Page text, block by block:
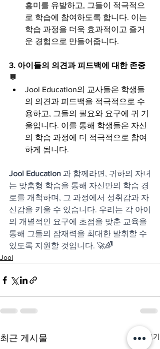
흥미를 유발하고, 그들이 적극적으
로 학습에 참여하도록 합니다. 이는
학습 과정을 더욱 효과적이고 즐거
운 경험으로 만들어줍니다.
3. 아이들의 의견과 피드백에 대한 존중
💬
Jool Education의 교사들은 학생들
의 의견과 피드백을 적극적으로 수
용하고, 그들의 필요와 요구에 귀 기
울입니다. 이를 통해 학생들은 자신
의 학습 과정에 더 적극적으로 참여
하게 됩니다.
Jool Education 과 함께라면, 귀하의 자녀
는 맞춤형 학습을 통해 자신만의 학습 경
로를 개척하며, 그 과정에서 성취감과 자
신감을 키울 수 있습니다. 우리는 각 아이
의 개별적인 요구에 초점을 맞춘 교육을
통해 그들의 잠재력을 최대한 발휘할 수
있도록 지원할 것입니다. 🚀🌈
Jool
최근 게시물 전체 보기